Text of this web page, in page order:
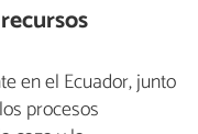
en el Ecuador, junto
procesos